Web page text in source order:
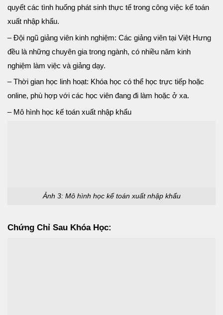
quyết các tình huống phát sinh thực tế trong công việc kế toán
xuất nhập khẩu.
– Đội ngũ giảng viên kinh nghiệm: Các giảng viên tại Việt Hưng
đều là những chuyên gia trong ngành, có nhiều năm kinh
nghiệm làm việc và giảng dạy.
– Thời gian học linh hoạt: Khóa học có thể học trực tiếp hoặc
online, phù hợp với các học viên đang đi làm hoặc ở xa.
– Mô hình học kế toán xuất nhập khẩu
Ảnh 3: Mô hình học kế toán xuất nhập khẩu
Chứng Chỉ Sau Khóa Học: